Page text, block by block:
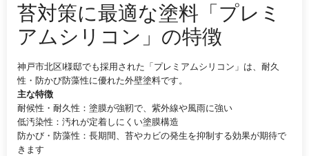
苔対策に最適な塗料「プレミ
アムシリコン」の特徴
神戸市北区I様邸でも採用された「プレミアムシリコン」は、耐久
性・防かび防藻性に優れた外壁塗料です。
主な特徴
耐候性・耐久性：塗膜が強靭で、紫外線や風雨に強い
低汚染性：汚れが定着しにくい塗膜構造
防かび・防藻性：長期間、苔やカビの発生を抑制する効果が期待で
きます